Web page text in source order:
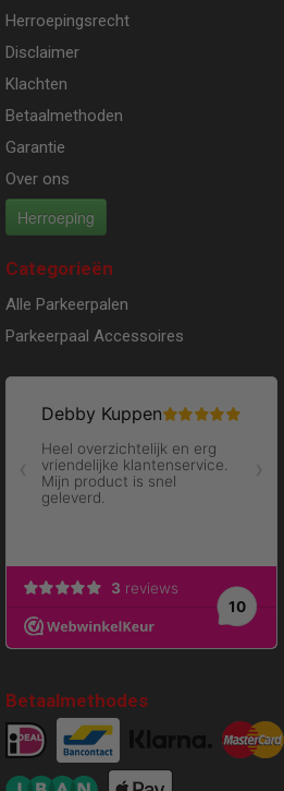
Herroepingsrecht
Disclaimer
Klachten
Betaalmethoden
Garantie
Over ons
Herroeping
Categorieën
Alle Parkeerpalen
Parkeerpaal Accessoires
Betaalmethodes